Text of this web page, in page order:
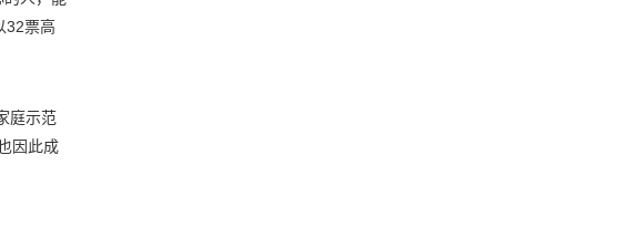
32票高
庭示范
因此成